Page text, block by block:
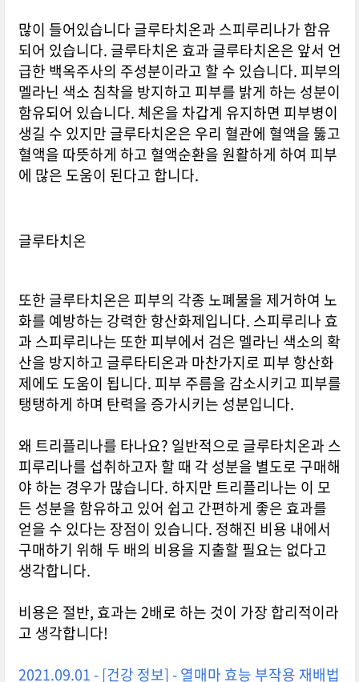
많이 들어있습니다 글루타치온과 스피루리나가 함유
되어 있습니다. 글루타치온 효과 글루타치온은 앞서 언
급한 백옥주사의 주성분이라고 할 수 있습니다. 피부의
멜라닌 색소 침착을 방지하고 피부를 밝게 하는 성분이
함유되어 있습니다. 체온을 차갑게 유지하면 피부병이
생길 수 있지만 글루타치온은 우리 혈관에 혈액을 뚫고
혈액을 따뜻하게 하고 혈액순환을 원활하게 하여 피부
에 많은 도움이 된다고 합니다.
글루타치온
또한 글루타치온은 피부의 각종 노폐물을 제거하여 노
화를 예방하는 강력한 항산화제입니다. 스피루리나 효
과 스피루리나는 또한 피부에서 검은 멜라닌 색소의 확
산을 방지하고 글루타티온과 마찬가지로 피부 항산화
제에도 도움이 됩니다. 피부 주름을 감소시키고 피부를
탱탱하게 하며 탄력을 증가시키는 성분입니다.
왜 트리플리나를 타나요? 일반적으로 글루타치온과 스
피루리나를 섭취하고자 할 때 각 성분을 별도로 구매해
야 하는 경우가 많습니다. 하지만 트리플리나는 이 모
든 성분을 함유하고 있어 쉽고 간편하게 좋은 효과를
얻을 수 있다는 장점이 있습니다. 정해진 비용 내에서
구매하기 위해 두 배의 비용을 지출할 필요는 없다고
생각합니다.
비용은 절반, 효과는 2배로 하는 것이 가장 합리적이라
고 생각합니다!
2021.09.01 - [건강 정보] - 열매마 효능 부작용 재배법